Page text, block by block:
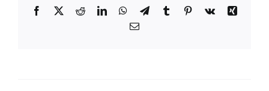
Facebook
X RedditLinkedInWhatsApp
TelegramTumblr Pinterest
Vk
Xing
E-